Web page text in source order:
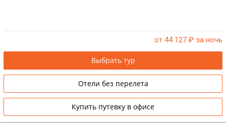
от 44 127 ₽ за ночь
Выбрать тур
Отели без перелета
Купить путевку в офисе